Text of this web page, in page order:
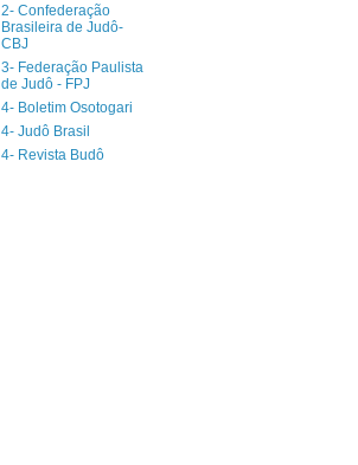
2- Confederação
Brasileira de Judô-
CBJ
3- Federação Paulista
de Judô - FPJ
4- Boletim Osotogari
4- Judô Brasil
4- Revista Budô